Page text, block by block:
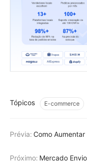
Tópicos E-commerce
Prévia:
Próximo: Mercado